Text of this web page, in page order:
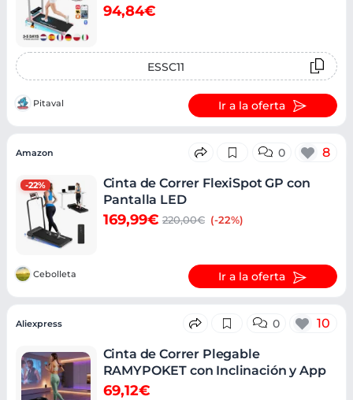
94,84€
ESSC11
Pitaval Ir a la oferta
-22%
Amazon 0 8
Cinta de Correr FlexiSpot GP con
Pantalla LED
169,99€ 220,00€ (-22%)
Cebolleta Ir a la oferta
Aliexpress 0 10
Cinta de Correr Plegable
RAMYPOKET con Inclinación y App
69,12€